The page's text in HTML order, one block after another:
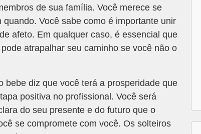
de sua família. Você merece se
Você sabe como é importante unir
afeto. Em qualquer caso, é essencial que
atrapalhar seu caminho se você não o
bebe diz que você terá a prosperidade que
positiva no profissional. Você será
do seu presente e do futuro que o
se compromete com você. Os solteiros